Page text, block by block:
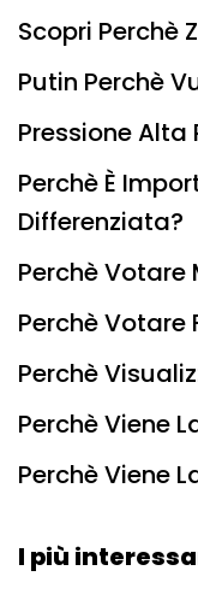
Scopri Perchè
Putin Perchè
Pressione Alta
Perchè È
Differenziata?
Perchè Votare
Perchè Votare
Perchè
Perchè Viene
Perchè Viene
I più